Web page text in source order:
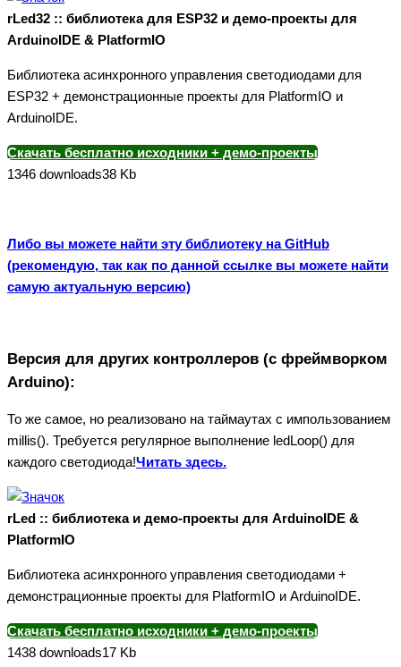
rLed32 :: библиотека для ESP32 и демо-проекты для
ArduinoIDE & PlatformIO
Библиотека асинхронного управления светодиодами для
ESP32 + демонстрационные проекты для PlatformIO и
ArduinoIDE.
Скачать бесплатно исходники + демо-проекты
1346 downloads38 Kb
Либо вы можете найти эту библиотеку на GitHub
(рекомендую, так как по данной ссылке вы можете найти
самую актуальную версию)
Версия для других контроллеров (с фреймворком
Arduino):
То же самое, но реализовано на таймаутах с импользованием
millis(). Требуется регулярное выполнение ledLoop() для
каждого светодиода!Читать здесь.
rLed :: библиотека и демо-проекты для ArduinoIDE &
PlatformIO
Библиотека асинхронного управления светодиодами +
демонстрационные проекты для PlatformIO и ArduinoIDE.
Скачать бесплатно исходники + демо-проекты
1438 downloads17 Kb